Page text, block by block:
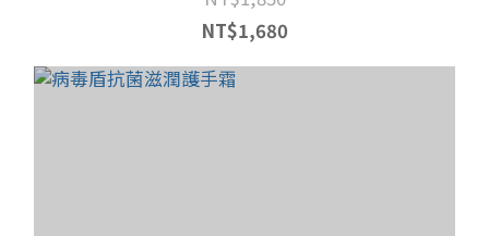
NT$1,680